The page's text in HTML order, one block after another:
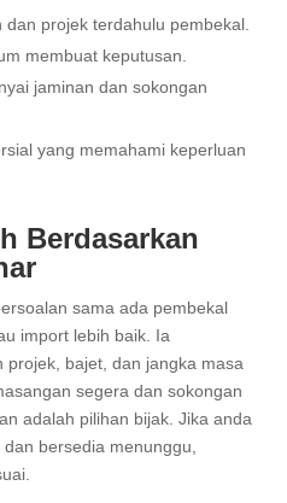
projek terdahulu pembekal.
membuat keputusan.
jaminan dan sokongan
yang memahami keperluan
Berdasarkan
sama ada pembekal
import lebih baik. Ia
bajet, dan jangka masa
segera dan sokongan
adalah pilihan bijak. Jika anda
bersedia menunggu,